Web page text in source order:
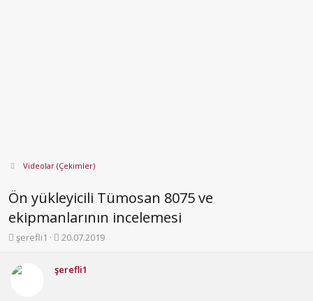
Videolar (Çekimler)
Ön yükleyicili Tümosan 8075 ve
ekipmanlarının incelemesi
K
b
şerefli1
B
l
20.07.2019
şerefli1